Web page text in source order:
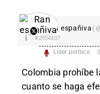
Ran españiva
#2924637
Líder político
Colombia prohíbe
cuanto se haga